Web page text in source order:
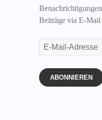
Beiträge via E-Mail
E-
Mail-
Adresse
ABONNIEREN